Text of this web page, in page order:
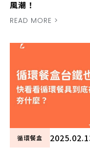
風潮！
READ MORE >
循環餐盒